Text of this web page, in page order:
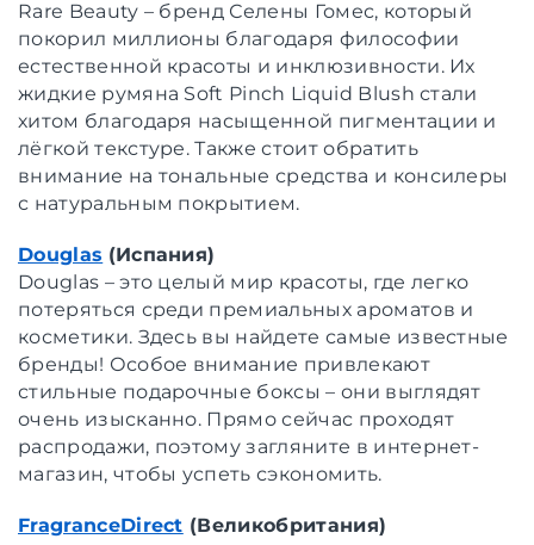
Rare Beauty – бренд Селены Гомес, который
покорил миллионы благодаря философии
естественной красоты и инклюзивности. Их
жидкие румяна Soft Pinch Liquid Blush стали
хитом благодаря насыщенной пигментации и
лёгкой текстуре. Также стоит обратить
внимание на тональные средства и консилеры
с натуральным покрытием.
Douglas (Испания)
Douglas – это целый мир красоты, где легко
потеряться среди премиальных ароматов и
косметики. Здесь вы найдете самые известные
бренды! Особое внимание привлекают
стильные подарочные боксы – они выглядят
очень изысканно. Прямо сейчас проходят
распродажи, поэтому загляните в интернет-
магазин, чтобы успеть сэкономить.
FragranceDirect (Великобритания)